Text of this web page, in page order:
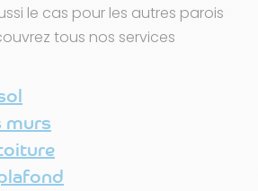
le cas pour les autres parois
tous nos services
murs